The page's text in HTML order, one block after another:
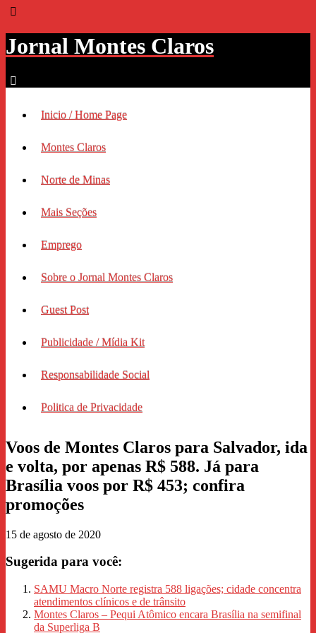
Jornal Montes Claros
Inicio / Home Page
Montes Claros
Norte de Minas
Mais Seções
Emprego
Sobre o Jornal Montes Claros
Guest Post
Publicidade / Mídia Kit
Responsabilidade Social
Politica de Privacidade
Voos de Montes Claros para Salvador, ida
e volta, por apenas R$ 588. Já para
Brasília voos por R$ 453; confira
promoções
15 de agosto de 2020
Sugerida para você:
SAMU Macro Norte registra 588 ligações; cidade concentra
atendimentos clínicos e de trânsito
Montes Claros – Pequi Atômico encara Brasília na semifinal
da Superliga B